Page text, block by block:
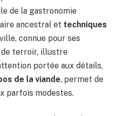
de la gastronomie
ancestral et techniques
connue pour ses
de terroir, illustre
portée aux détails,
de la viande, permet de
parfois modestes.